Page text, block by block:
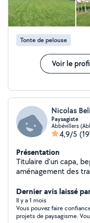
Tonte de pelouse
Voir le
Nicolas
Paysagiste
Abbévillers
4,9/5
Présentation
Titulaire d'un capa, bepa et bac pro en
aménagement des
travailleur, soigneux,
soient à 300%
Dernier avis laissé
Il y a 1 mois
Vous pouvez faire
projets de paysagisme.